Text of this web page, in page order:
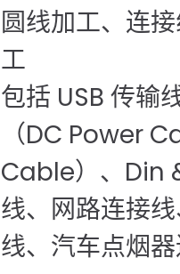
圆线加工、连
工
包括 USB 传输
（DC Power
Cable）、Din
线、网路连接
线、汽车点烟器